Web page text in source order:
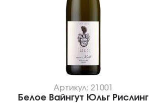
Артикул: 21001
Белое Вайнгут Юльг Рислинг